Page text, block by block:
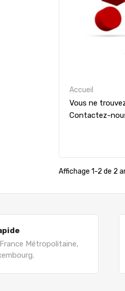
Accueil
Vous ne
Contactez-
Affichage 1-2 de 2
Métropolitaine,